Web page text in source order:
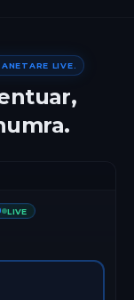
LIVE.
LIVE